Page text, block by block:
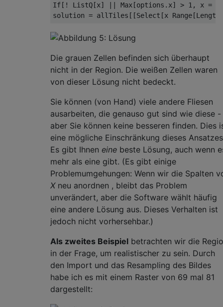
If[! ListQ[x] || Max[options.x] > 1, x =
solution = allTiles[[Select[x
Die grauen Zellen befinden sich überhaupt
nicht in der Region. Die weißen Zellen waren
von dieser Lösung nicht bedeckt.
Sie können (von Hand) viele andere Fliesen
ausarbeiten, die genauso gut sind wie diese -
aber Sie können keine besseren finden. Dies
eine mögliche Einschränkung dieses
Es gibt Ihnen eine beste Lösung, auch wenn
mehr als eine gibt. (Es gibt einige
Problemumgehungen: Wenn wir die Spalten
Xneu anordnen , bleibt das Problem
unverändert, aber die Software wählt häufig
eine andere Lösung aus. Dieses Verhalten ist
jedoch nicht vorhersehbar.)
Als zweites Beispiel betrachten wir die
in der Frage, um realistischer zu sein. Durch
den Import und das Resampling des Bildes
habe ich es mit einem Raster von 69 mal 81
dargestellt: